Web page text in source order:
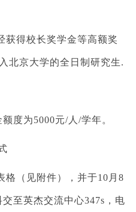
获得校长奖学金等高额奖
北京大学的全日制研究生.
额度为5000元/ 人 /学年。
格（见附件），并于10 月 8
至英杰交流中心347s ，电